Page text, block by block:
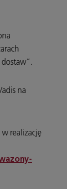
dostaw”.
na
realizację